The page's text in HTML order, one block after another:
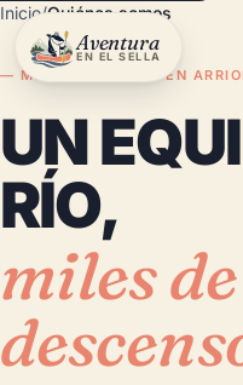
Aventura
EN EL SELLA
Inicio/Quiénes somos
— MÁS DE 25 AÑOS EN
UN
RÍO,
miles de